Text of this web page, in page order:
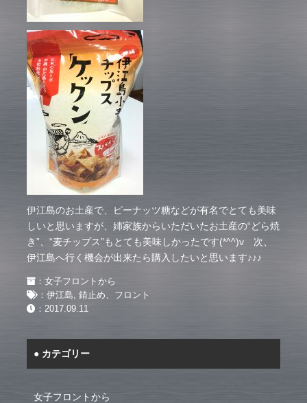
伊江島のお土産で、ピーナッツ糖などが有名でとても美味
しいと思いますが、姉家族からいただいたお土産の“どら焼
き”、“麦チップス”もとても美味しかったです(*^^)v 次、
伊江島へ行く機会が出来たら購入したいと思います♪♪♪
： 女子フロントから
： 伊江島, 錆止め、フロント
： 2017.09.11
カテゴリー
女子フロントから